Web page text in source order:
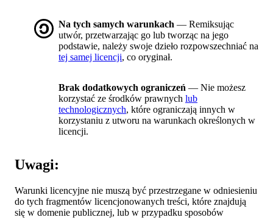
Na tych samych warunkach — Remiksując
utwór, przetwarzając go lub tworząc na jego
podstawie, należy swoje dzieło rozpowszechniać na
tej samej licencji, co oryginał.
Brak dodatkowych ograniczeń — Nie możesz
korzystać ze środków prawnych lub
technologicznych, które ograniczają innych w
korzystaniu z utworu na warunkach określonych w
licencji.
Uwagi:
Warunki licencyjne nie muszą być przestrzegane w odniesieniu
do tych fragmentów licencjonowanych treści, które znajdują
się w domenie publicznej, lub w przypadku sposobów